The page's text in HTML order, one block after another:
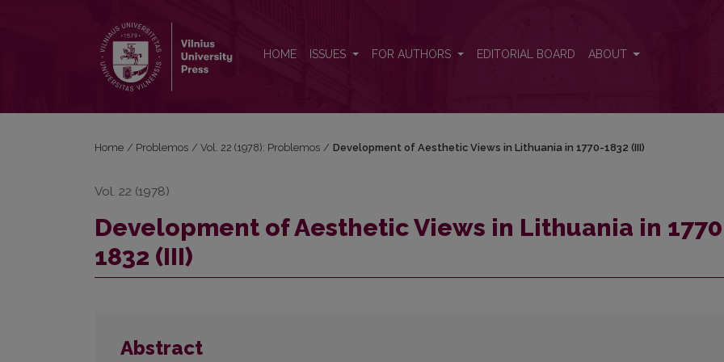
HOME ISSUES FOR AUTHORS EDITORIAL BOARD ABOUT
Home / Problemos / Vol. 22 (1978): Problemos / Development of Aesthetic Views in Lithuania in 1770-1832 (III)
Vol. 22 (1978)
Development of Aesthetic Views in Lithuania in
1832 (III)
Abstract